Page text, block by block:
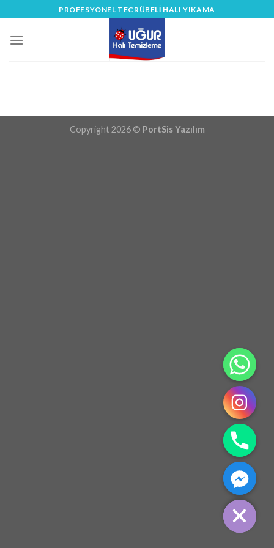
to
content
PROFESYONEL TECRÜBELİ HALI YIKAMA
Copyright 2026 © PortSis Yazılım
HIDE
CHATY